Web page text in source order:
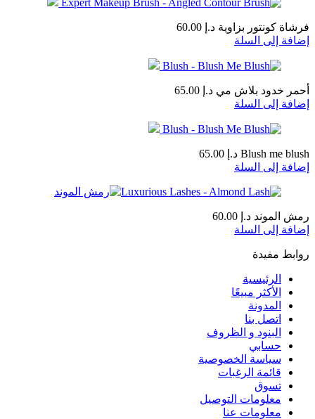
فرشاة كونتور بزاوية د.إ
إضافة إلى السلة
أحمر خدود بلاش مي د.إ
إضافة إلى السلة
Blush me blush د.إ
إضافة إلى السلة
رمش الموند د.إ
إضافة إلى السلة
روابط مفيدة
الرئيسية
الأكثر مبيعًا
المدونة
اتصل بنا
البنود و الظروف
حسابي
سياسة الخصوصية
قائمة الرغبات
تسوق
معلومات التوصيل
معلومات عنا